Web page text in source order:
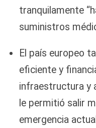
tranquilamente
suministros
El país europeo
eficiente y
infraestructura y
le permitió salir
emergencia